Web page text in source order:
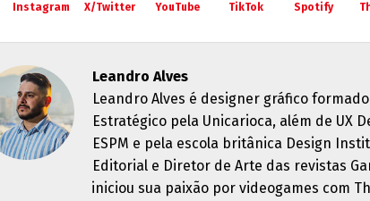
Instagram X/Twitter YouTube TikTok Spotify
Leandro Alves
Leandro Alves é designer gráfico
Estratégico pela Unicarioca, além de UX
ESPM e pela escola britânica Design
Editorial e Diretor de Arte das revistas
iniciou sua paixão por videogames com